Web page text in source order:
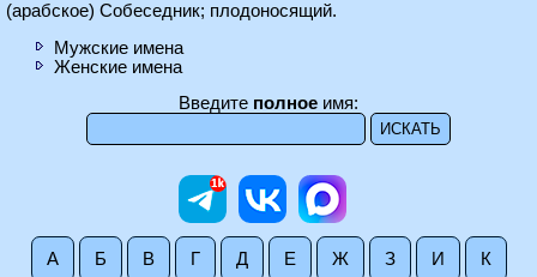
(арабское) Собеседник; плодоносящий.
Мужские имена
Женские имена
Введите полное имя:
А Б В Г Д Е Ж З И К